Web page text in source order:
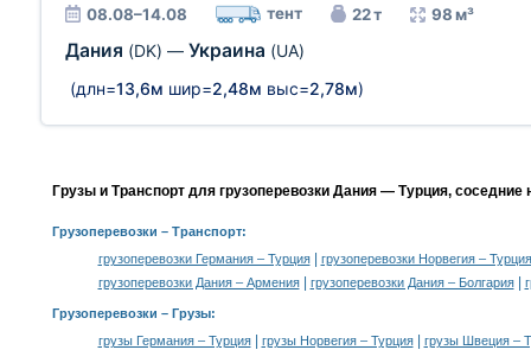
08.08–14.08 тент 22 т 98 м³
Дания (DK) — Украина (UA)
(длн=13,6м шир=2,48м выс=2,78м)
Грузы и Транспорт для грузоперевозки Дания — Турция, соседние
Грузоперевозки – Транспорт:
грузоперевозки Германия – Турция|
грузоперевозки Норвегия – Турция
грузоперевозки Дания – Армения| грузоперевозки Дания – Болгария|
Грузоперевозки – Грузы:
грузы Германия – Турция| грузы Норвегия – Турция|
грузы Швеция –